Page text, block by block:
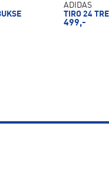
ADIDAS
TIRO 24
499,-